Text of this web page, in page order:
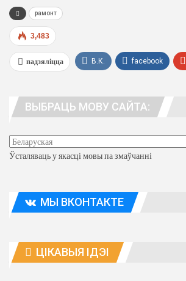
рамонт
3,483
падзяліцца В.К. facebook
людзі. адрас
ВЫБРАЦЬ МОВУ САЙТА:
Ўсталяваць у якасці мовы па змаўчанні
МЫ ВКОНТАКТЕ
ЦІКАВЫЯ ІДЭІ